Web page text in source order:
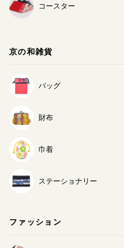
コースター
京の和雑貨
バッグ
財布
巾着
ステーショナリー
ファッション